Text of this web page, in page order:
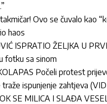
Ovo se čuvalo kao
haos
ISPRATIO ŽELJKA U
fotku sa sinom
Počeli protest
traže ispunjenje zahtjeva
SE MILICA I SLAĐA